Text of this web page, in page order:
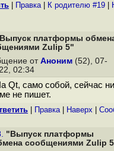
Правка| К родителю #19
платформы
Zulip 5"
от Аноним (52), 07-
02:34
Qt, само собой, сейчас
не пишет.
Правка| Наверх
"Выпуск платформы
сообщениями Zulip